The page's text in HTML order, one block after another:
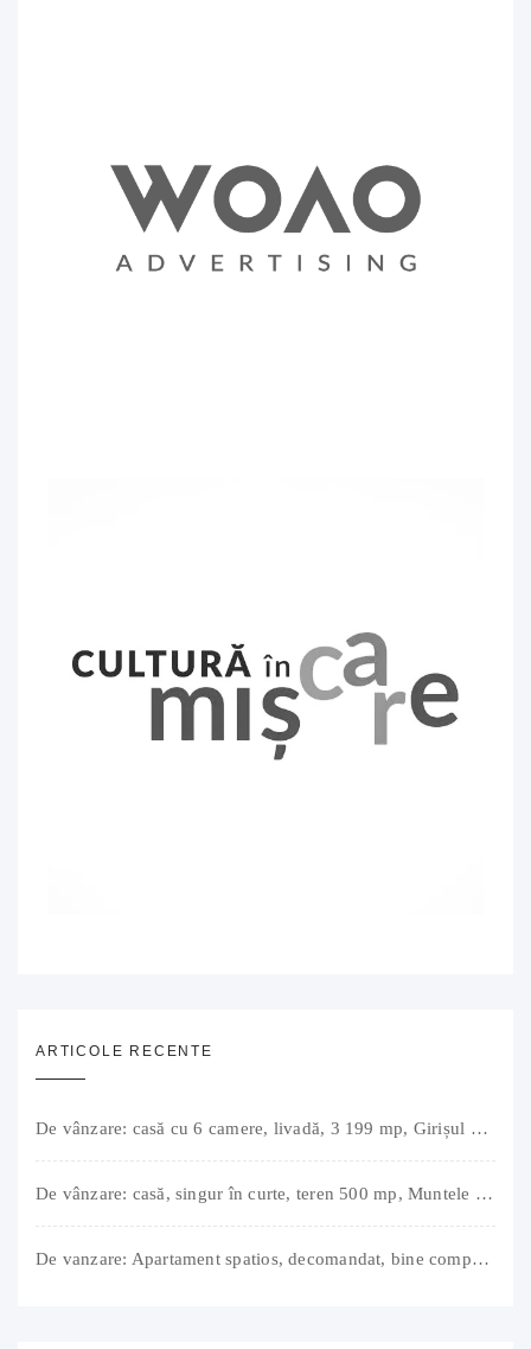
ARTICOLE RECENTE
De vânzare: casă cu 6 camere, livadă, 3 199 mp, Girișul Negru, Bihor, 42 000 Euro. Comision 0.
De vânzare: casă, singur în curte, teren 500 mp, Muntele Găina, Oradea. 157.000 € (negociabil). Comision 0.
De vanzare: Apartament spatios, decomandat, bine compartimentat, 3 camere, 2 bai, bucatarie, suprafață utilă de 64 mp + 3 balcoane (11 mp), strada Barierei, zona Dragos Voda Oradea. 89 500 E (neg). Comision 0